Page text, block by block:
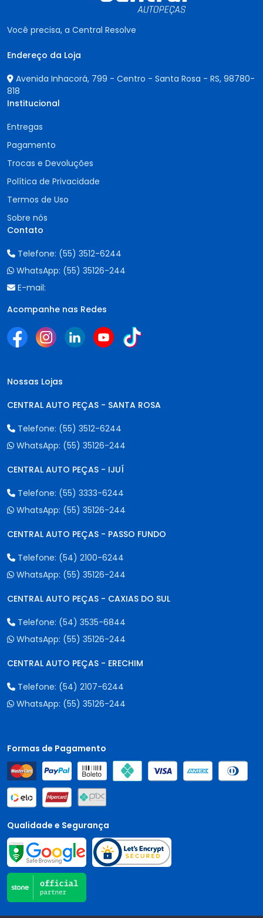
Você precisa, a Central Resolve
Endereço da Loja
Avenida Inhacorá, 799 - Centro - Santa Rosa - RS, 98780-
818
Institucional
Entregas
Pagamento
Trocas e Devoluções
Política de Privacidade
Termos de Uso
Sobre nós
Contato
Telefone: (55) 3512-6244
WhatsApp: (55) 35126-244
E-mail:
Acompanhe nas Redes
Nossas Lojas
CENTRAL AUTO PEÇAS - SANTA ROSA
Telefone: (55) 3512-6244
WhatsApp: (55) 35126-244
CENTRAL AUTO PEÇAS - IJUÍ
Telefone: (55) 3333-6244
WhatsApp: (55) 35126-244
CENTRAL AUTO PEÇAS - PASSO FUNDO
Telefone: (54) 2100-6244
WhatsApp: (55) 35126-244
CENTRAL AUTO PEÇAS - CAXIAS DO SUL
Telefone: (54) 3535-6844
WhatsApp: (55) 35126-244
CENTRAL AUTO PEÇAS - ERECHIM
Telefone: (54) 2107-6244
WhatsApp: (55) 35126-244
Formas de Pagamento
Qualidade e Segurança